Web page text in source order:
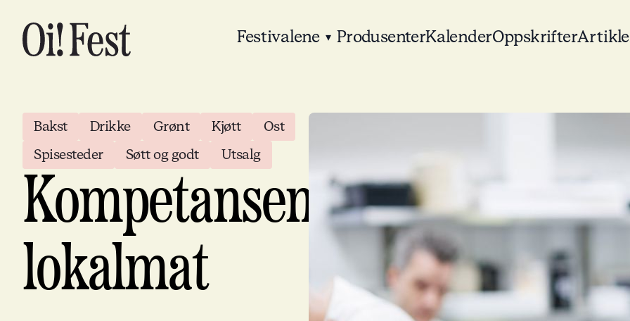
Festivalene ▾ ProdusenterKalenderOppskrifter
Bakst Drikke Grønt Kjøtt
Ost
Spisesteder
Søtt og godt Utsalg
Kompetansenettverk
lokalmat